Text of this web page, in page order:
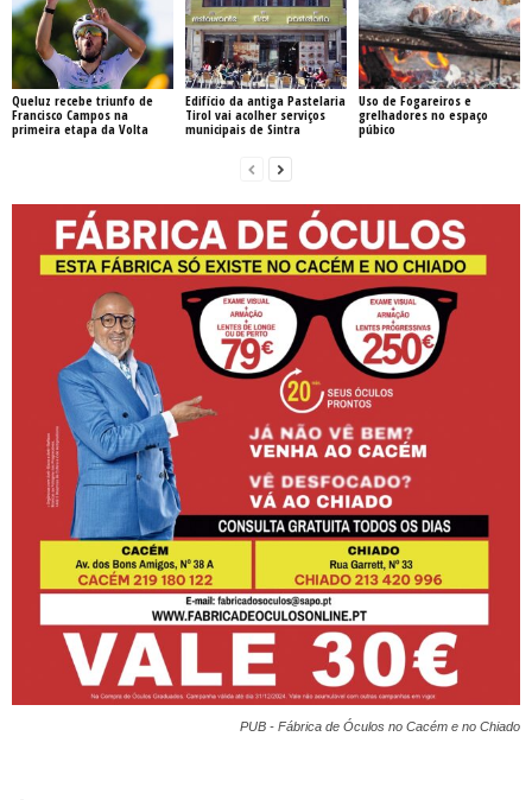
Queluz recebe triunfo de
Francisco Campos na
primeira etapa da Volta
Edifício da antiga Pastelaria
Tirol vai acolher serviços
municipais de Sintra
Uso de Fogareiros e
grelhadores no espaço
púbico
PUB - Fábrica de Óculos no Cacém e no Chiado